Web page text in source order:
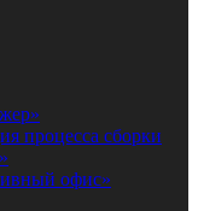
процесса сборки
офис»